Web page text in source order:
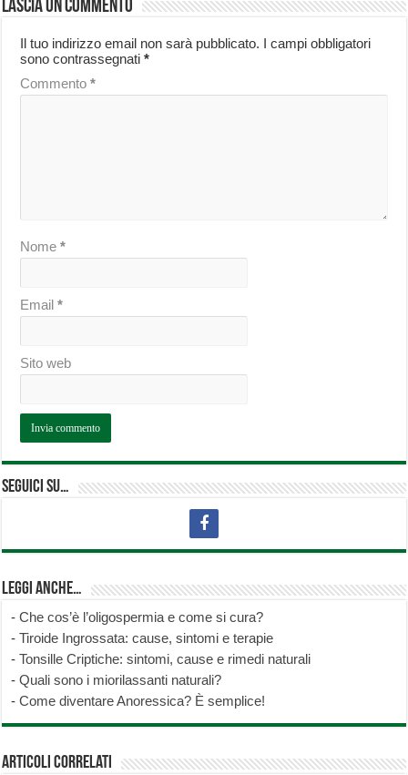
Lascia un commento
Il tuo indirizzo email non sarà pubblicato. I campi obbligatori
sono contrassegnati*
Commento*
Nome*
Email*
Sito web
Seguici su…
Leggi anche…
-Che cos’è l’oligospermia e come si cura?
-Tiroide Ingrossata: cause, sintomi e terapie
-Tonsille Criptiche: sintomi, cause e rimedi naturali
-Quali sono i miorilassanti naturali?
-Come diventare Anoressica? È semplice!
Articoli correlati